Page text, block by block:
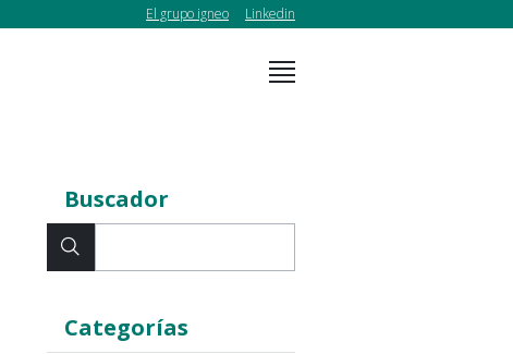
El grupo igneo Linkedin
Buscador
Categorías